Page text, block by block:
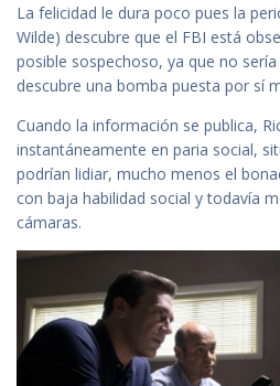
La felicidad le dura poco pues la
Wilde) descubre que el FBI está
posible sospechoso, ya que no
descubre una bomba puesta por sí
Cuando la información se publica,
instantáneamente en paria social,
podrían lidiar, mucho menos el
con baja habilidad social y todavía
cámaras.